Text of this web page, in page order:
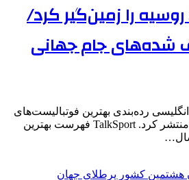
را زمین‌گیر کرد/
شده‌های جام جهانی
انگلیسی رده‌بندی بهترین فوتبالیست‌های
قرن بیست‌ویکم را منتشر کرد. TalkSport فهرست بهترین
سال…